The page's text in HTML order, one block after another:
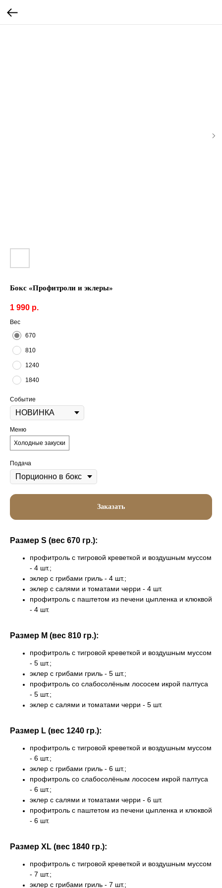
Бокс «Профитроли и эклеры»
1 990 р.
Вес
670
810
1240
1840
Событие
Меню
Холодные закуски
Подача
Заказать
Размер S (вес 670 гр.):
профитроль с тигровой креветкой и воздушным муссом
- 4 шт.;
эклер с грибами гриль - 4 шт.;
эклер с салями и томатами черри - 4 шт.
профитроль с паштетом из печени цыпленка и клюквой
- 4 шт.
Размер M (вес 810 гр.):
профитроль с тигровой креветкой и воздушным муссом
- 5 шт.;
эклер с грибами гриль - 5 шт.;
профитроль со слабосолёным лососем икрой палтуса
- 5 шт.;
эклер с салями и томатами черри - 5 шт.
Размер L (вес 1240 гр.):
профитроль с тигровой креветкой и воздушным муссом
- 6 шт.;
эклер с грибами гриль - 6 шт.;
профитроль со слабосолёным лососем икрой палтуса
- 6 шт.;
эклер с салями и томатами черри - 6 шт.
профитроль с паштетом из печени цыпленка и клюквой
- 6 шт.
Размер ХL (вес 1840 гр.):
профитроль с тигровой креветкой и воздушным муссом
- 7 шт.;
эклер с грибами гриль - 7 шт.;